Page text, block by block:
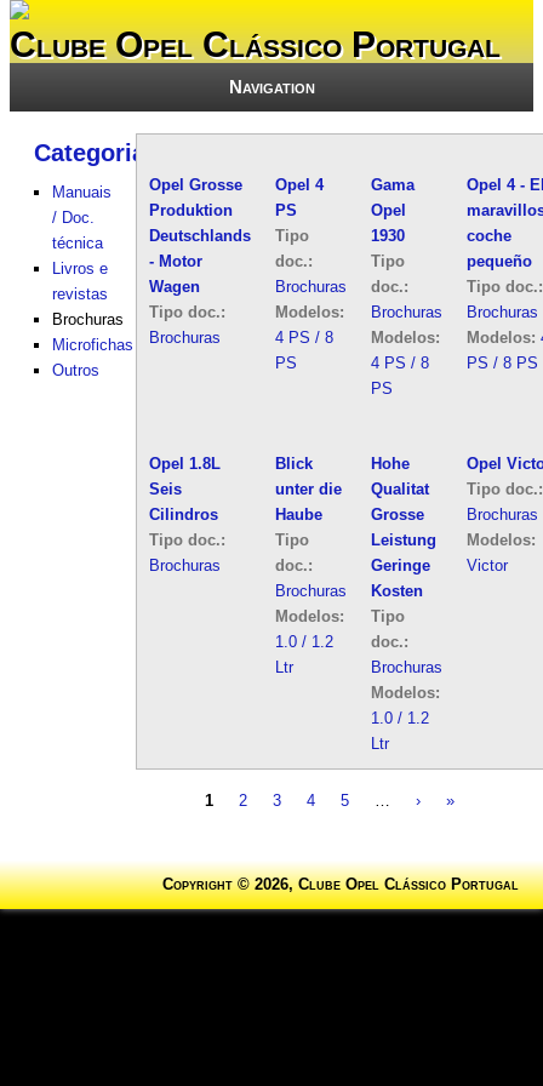
Clube Opel Clássico Portugal
Navigation
Categorias
Manuais
/ Doc.
técnica
Livros e
revistas
Brochuras
Microfichas
Outros
Opel Grosse
Produktion
Deutschlands
- Motor
Wagen
Tipo doc.:
Brochuras
Opel 4
PS
Tipo
doc.:
Brochuras
Modelos:
4 PS / 8
PS
Gama
Opel
1930
Tipo
doc.:
Brochuras
Modelos:
4 PS / 8
PS
Opel 4 -
coche
pequeño
Tipo doc.:
Brochuras
Modelos:
PS / 8 PS
Opel 1.8L
Seis
Cilindros
Tipo doc.:
Brochuras
Blick
unter die
Haube
Tipo
doc.:
Brochuras
Modelos:
1.0 / 1.2
Ltr
Hohe
Qualitat
Grosse
Leistung
Geringe
Kosten
Tipo
doc.:
Brochuras
Modelos:
1.0 / 1.2
Ltr
Opel
Tipo doc.:
Brochuras
Modelos:
Victor
Pages1 2 3 4 5 › »
Copyright © 2026, Clube Opel Clássico Portugal